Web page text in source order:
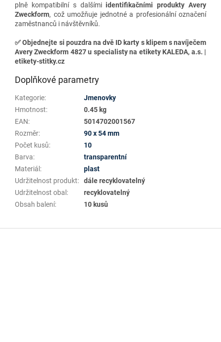
plně kompatibilní s dalšímiidentifikačními produkty Avery
Zweckform, což umožňuje jednotné a profesionální označení
zaměstnanců i návštěvníků.
✅Objednejte si pouzdra na dvě ID karty s klipem s navíječem
Avery Zweckform 4827 u specialisty na etikety KALEDA, a.s. |
etikety-stitky.cz
Doplňkové parametry
Kategorie:
Jmenovky
Hmotnost:
0.45 kg
EAN:
5014702001567
Rozměr:
90 x 54 mm
Počet kusů:
10
Barva:
transparentní
Materiál :
plast
Udržitelnost produkt:
dále recyklovatelný
Udržitelnost obal :
recyklovatelný
Obsah balení: 10 kusů